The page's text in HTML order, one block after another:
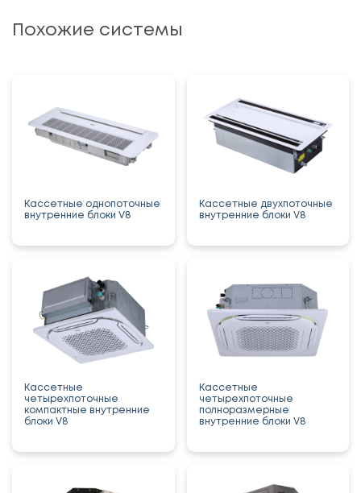
Похожие системы
Кассетные однопоточные
внутренние блоки V8
Кассетные двухпоточные
внутренние блоки V8
Кассетные
четырехпоточные
компактные внутренние
блоки V8
Кассетные
четырехпоточные
полноразмерные
внутренние блоки V8